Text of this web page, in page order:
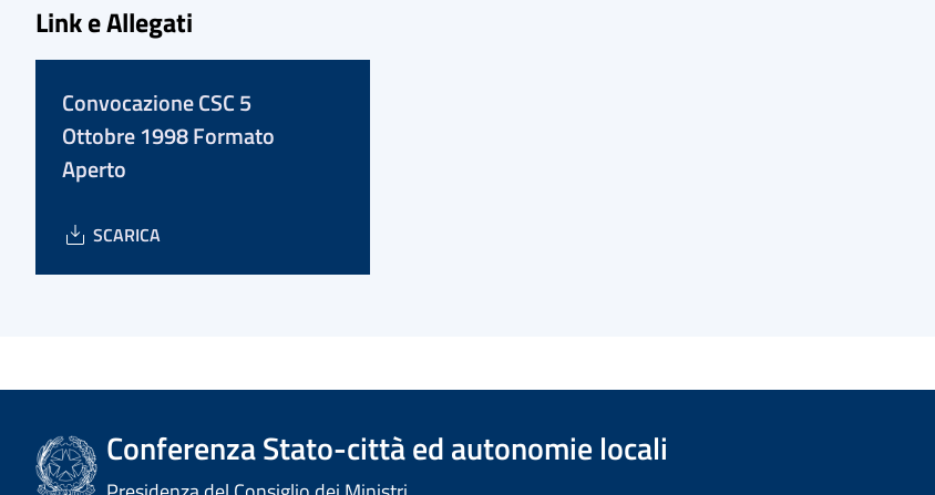
Link e Allegati
Convocazione CSC 5
Ottobre 1998 Formato
Aperto
SCARICA
Conferenza Stato-città ed autonomie locali